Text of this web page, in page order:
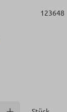
123648